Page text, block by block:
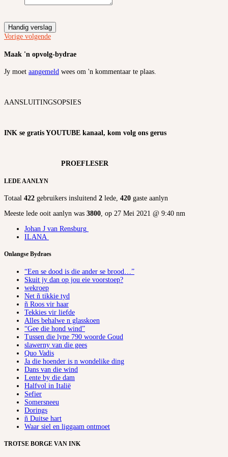
Handig verslag
Vorige volgende
Maak 'n opvolg-bydrae
Jy moet aangemeld wees om 'n kommentaar te plaas.
AANSLUITINGSOPSIES
INK se gratis YOUTUBE kanaal, kom volg ons gerus
PROEFLESER
LEDE AANLYN
Totaal 422 gebruikers insluitend 2 lede, 420 gaste aanlyn
Meeste lede ooit aanlyn was 3800, op 27 Mei 2021 @ 9:40 nm
Johan J van Rensburg
ILANA
Onlangse Bydraes
“Een se dood is die ander se brood…”
Skuit jy dan op jou eie voorstoep?
wekroep
Net ñ tikkie tyd
ñ Roos vir haar
Tekkies vir liefde
Alles behalwe n glasskoen
“Gee die hond wind”
Tussen die lyne 790 woorde Goud
slawerny van die gees
Quo Vadis
Ja die hoender is n wondelike ding
Dans van die wind
Lente by die dam
Halfvol in Italië
Sefier
Somersneeu
Dorings
ñ Duitse hart
Waar siel en liggaam ontmoet
TROTSE BORGE VAN INK